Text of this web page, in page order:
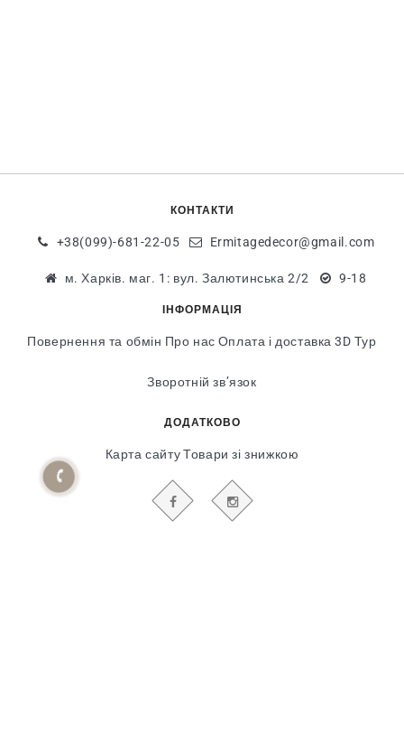
КОНТАКТИ
+38(099)-681-22-05 Ermitagedecor@gmail.com
м. Харків. маг. 1: вул. Залютинська 2/2 9-18
ІНФОРМАЦІЯ
Повернення та обмін Про нас Оплата і доставка 3D Тур
Зворотній зв’язок
ДОДАТКОВО
Карта сайту Товари зі знижкою